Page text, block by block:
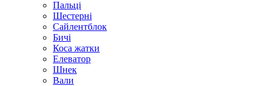
Пальці
Шестерні
Сайлентблок
Бичі
Коса жатки
Елеватор
Шнек
Вали